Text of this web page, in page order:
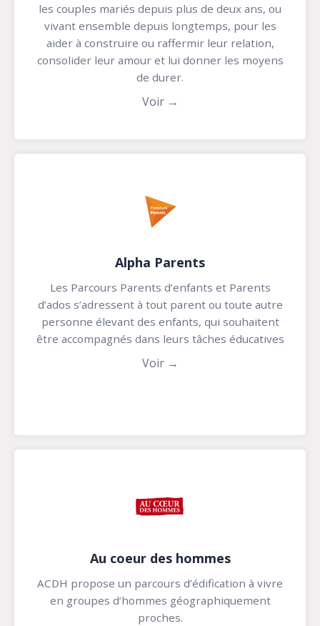
les couples mariés depuis plus de deux ans, ou
vivant ensemble depuis longtemps, pour les
aider à construire ou raffermir leur relation,
consolider leur amour et lui donner les moyens
de durer.
Voir →
Alpha Parents
Les Parcours Parents d’enfants et Parents
d’ados s’adressent à tout parent ou toute autre
personne élevant des enfants, qui souhaitent
être accompagnés dans leurs tâches éducatives
Voir →
Au coeur des hommes
ACDH propose un parcours d’édification à vivre
en groupes d’hommes géographiquement
proches.